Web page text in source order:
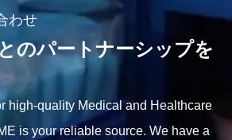
わせ
のパートナーシップを
high-quality Medical and Healthcare
is your reliable source. We have a